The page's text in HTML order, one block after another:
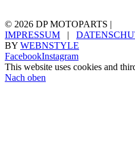
© 2026 DP MOTOPARTS |
IMPRESSUM |
BY WEBNSTYLE
FacebookInstagram
This website uses cookies and
Nach oben